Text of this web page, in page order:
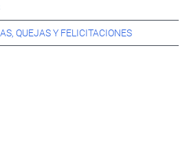
QUEJAS Y FELICITACIONES